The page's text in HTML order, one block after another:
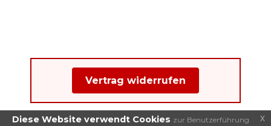
Vertrag widerrufen
Diese Website verwendt Cookies zur Benutzerführung
x